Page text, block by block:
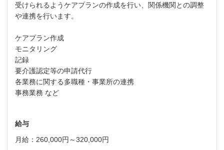
受けられるようケアプランの作成を行い、関係機関との調整
や連携を行います。
ケアプラン作成
モニタリング
記録
要介護認定等の申請代行
各業務に関する多職種・事業所の連携
事務業務 など
給与
月給：260,000円～320,000円